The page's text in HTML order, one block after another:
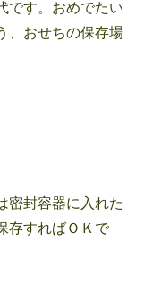
です。おめでたい
、おせちの保存場
密封容器に入れた
存すればＯＫで